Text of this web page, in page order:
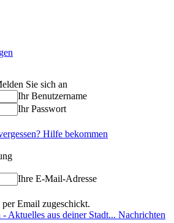
Sie sich an
Ihr Benutzername
Ihr Passwort
Hilfe bekommen
Ihre E-Mail-Adresse
Email zugeschickt.
Nachrichten